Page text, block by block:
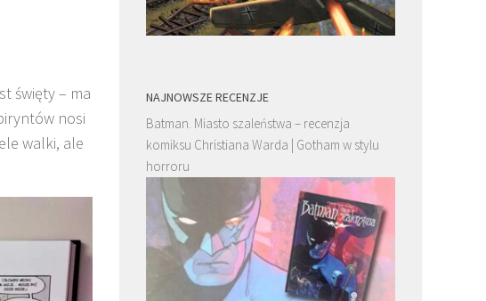
święty – ma
nosi
walki, ale
NAJNOWSZE RECENZJE
Batman. Miasto szaleństwa – recenzja
komiksu Christiana Warda | Gotham w stylu
horroru